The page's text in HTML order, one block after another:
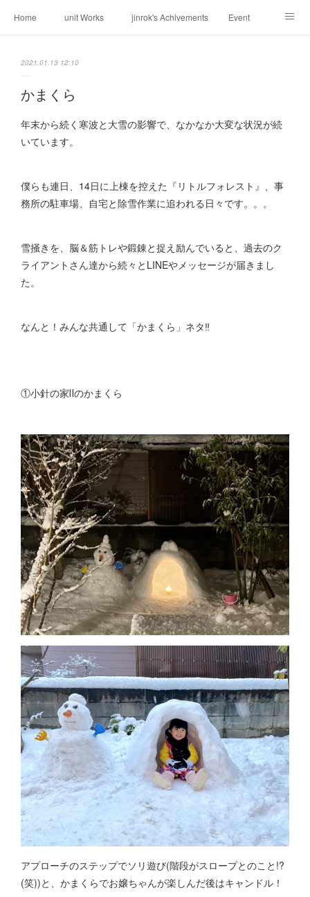
Home unit Works jinrok's Achivements Event
2021.01.13 12:10
かまくら
年末から続く寒波と大雪の影響で、なかなか大変な状況が続
いています。
僕らも連日、14日に上棟を控えた『リトルフォレスト』、事
務所の駐車場、自宅と除雪作業に追われる日々です。。。
雪掻きを、脳＆筋トレや鍛錬と捉え励んでいると、過去のク
ライアントさん達から続々とLINEやメッセージが届きまし
た。
なんと！みんな共通して「かまくら」ネタ‼︎
①小針の家Ⅱのかまくら
アプローチのステップでソリ遊び(階段がスロープとのこと!?
(笑))と、かまくらでお嬢ちゃんが楽しんだ後はキャンドル！